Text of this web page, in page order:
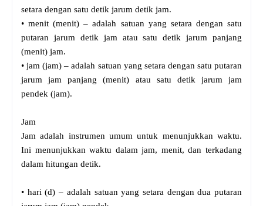
setara dengan satu detik jarum detik jam.
• menit (menit) – adalah satuan yang setara dengan satu
putaran jarum detik jam atau satu detik jarum panjang
(menit) jam.
• jam (jam) – adalah satuan yang setara dengan satu putaran
jarum jam panjang (menit) atau satu detik jarum jam
pendek (jam).
Jam
Jam adalah instrumen umum untuk menunjukkan waktu.
Ini menunjukkan waktu dalam jam, menit, dan terkadang
dalam hitungan detik.
• hari (d) – adalah satuan yang setara dengan dua putaran